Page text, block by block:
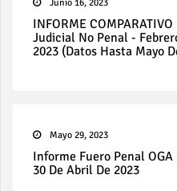
Junio 16, 2023
INFORME
Judicial No Penal -
2023 (datos Hasta Mayo
Mayo 29, 2023
Informe Fuero Penal
30 De Abril De 2023